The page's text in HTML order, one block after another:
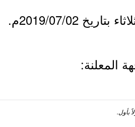
2019/07/02م.
المعلنة:
بأول.